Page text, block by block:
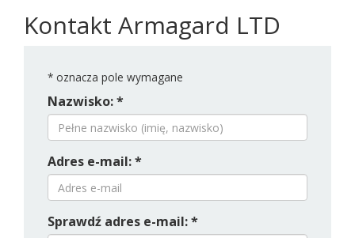
Kontakt Armagard LTD
* oznacza pole wymagane
Nazwisko: *
Adres e-mail: *
Sprawdź adres e-mail: *